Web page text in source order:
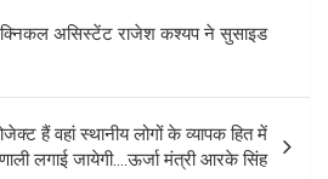
असिस्टेंट राजेश कश्यप ने सुसाइड
हैं वहां स्थानीय लोगों के व्यापक हित में
लगाई जायेगी….ऊर्जा मंत्री आरके सिंह